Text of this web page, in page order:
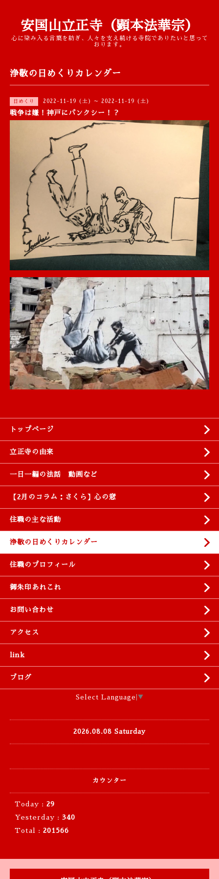
安国山立正寺（顕本法華宗）
心に染み入る言葉を紡ぎ、人々を支え続ける寺院でありたいと思って
おります。
浄敬の日めくりカレンダー
日めくり 2022-11-19 (土) ～ 2022-11-19 (土)
戦争は嫌！神戸にパンクシー！？
トップページ
立正寺の由来
一日一編の法話 動画など
【2月のコラム：さくら】心の窓
住職の主な活動
浄敬の日めくりカレンダー
住職のプロフィール
御朱印あれこれ
お問い合わせ
アクセス
link
ブログ
Select Language ▼
2026.08.08 Saturday
カウンター
Today : 29
Yesterday : 340
Total : 201566